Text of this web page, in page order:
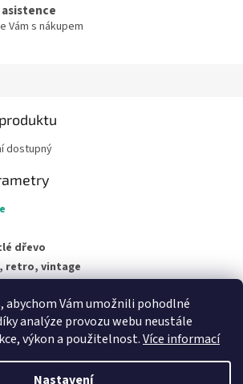
abychom Vám umožnili pohodlné
analýze provozu webu neustále
výkon a použitelnost.Více informací
Nastavení
Vám s nákupem
dostupný
dřevo
retro, vintage